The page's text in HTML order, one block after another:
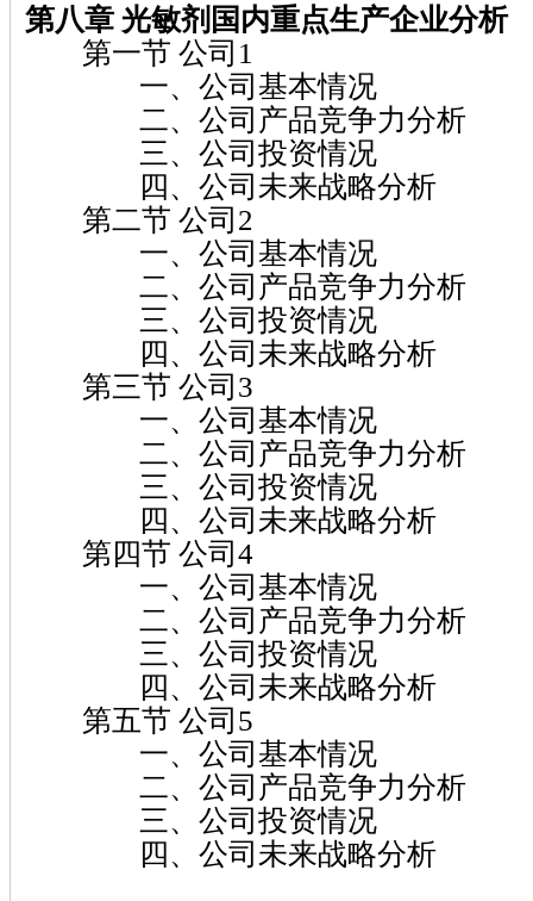
第八章 光敏剂 国内重点生产企业分析
第一节 公司1
一、公司基本情况
二、公司产品竞争力分析
三、公司投资情况
四、公司未来战略分析
第二节 公司2
一、公司基本情况
二、公司产品竞争力分析
三、公司投资情况
四、公司未来战略分析
第三节 公司3
一、公司基本情况
二、公司产品竞争力分析
三、公司投资情况
四、公司未来战略分析
第四节 公司4
一、公司基本情况
二、公司产品竞争力分析
三、公司投资情况
四、公司未来战略分析
第五节 公司5
一、公司基本情况
二、公司产品竞争力分析
三、公司投资情况
四、公司未来战略分析